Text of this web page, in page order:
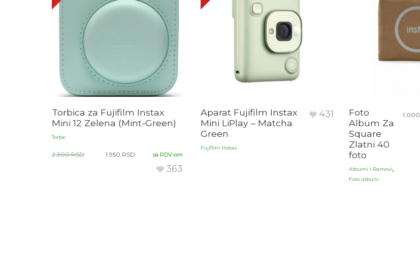
Torbica za Fujifilm Instax
Mini 12 Zelena (Mint-Green)
Torbe
2.300RSD 1.950 RSD sa PDV-om
363
Aparat Fujifilm Instax
Mini LiPlay – Matcha
Green
Fujifilm Instax
431
Foto
Album Za
Square
Zlatni 40
foto
Albumi i Ramovi,
Foto album
1.000